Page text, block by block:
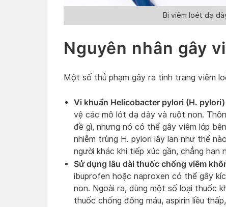
Bị viêm loét dạ
Nguyên nhân gây
Một số thủ phạm gây ra tình trạng viêm
Vi khuẩn Helicobacter pylori (H. pylori)
vệ các mô lót dạ dày và ruột non.
đề gì, nhưng nó có thể gây viêm lớp
nhiễm trùng H. pylori lây lan như thế
người khác khi tiếp xúc gần, chẳng
Sử dụng lâu dài thuốc chống viêm
ibuprofen hoặc naproxen có thể gây
non. Ngoài ra, dùng một số loại thuốc
thuốc chống đông máu, aspirin liều